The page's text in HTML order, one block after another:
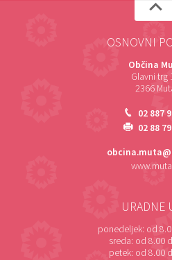
OSNOVNI
Občina
Glavni trg
2366
02 887
02 88
URADNE
ponedeljek: od
sreda: od 8.00
petek: od 8.00